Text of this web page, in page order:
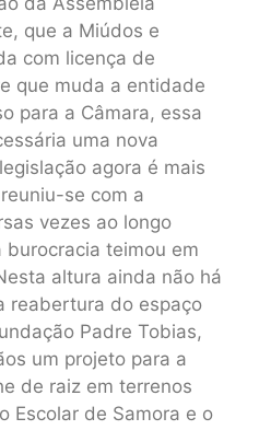
que a Miúdos e
com licença de
que muda a entidade
para a Câmara, essa
uma nova
agora é mais
se com a
vezes ao longo
teimou em
altura ainda não há
reabertura do espaço
Padre Tobias,
um projeto para a
de raiz em terrenos
Escolar de Samora e o